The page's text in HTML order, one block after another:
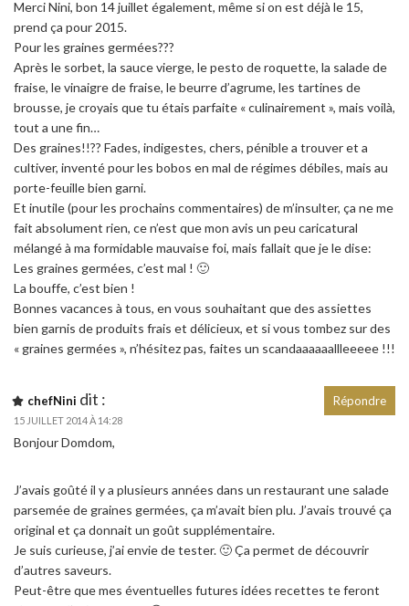
Merci Nini, bon 14 juillet également, même si on est déjà le 15,
prend ça pour 2015.
Pour les graines germées???
Après le sorbet, la sauce vierge, le pesto de roquette, la salade de
fraise, le vinaigre de fraise, le beurre d’agrume, les tartines de
brousse, je croyais que tu étais parfaite « culinairement », mais voilà,
tout a une fin…
Des graines!!?? Fades, indigestes, chers, pénible a trouver et a
cultiver, inventé pour les bobos en mal de régimes débiles, mais au
porte-feuille bien garni.
Et inutile (pour les prochains commentaires) de m’insulter, ça ne me
fait absolument rien, ce n’est que mon avis un peu caricatural
mélangé à ma formidable mauvaise foi, mais fallait que je le dise:
Les graines germées, c’est mal ! 🙂
La bouffe, c’est bien !
Bonnes vacances à tous, en vous souhaitant que des assiettes
bien garnis de produits frais et délicieux, et si vous tombez sur des
« graines germées », n’hésitez pas, faites un scandaaaaaallleeeee !!!
chefNini dit :
15 JUILLET 2014 À 14:28
Bonjour Domdom,
J’avais goûté il y a plusieurs années dans un restaurant une salade
parsemée de graines germées, ça m’avait bien plu. J’avais trouvé ça
original et ça donnait un goût supplémentaire.
Je suis curieuse, j’ai envie de tester. 🙂 Ça permet de découvrir
d’autres saveurs.
Peut-être que mes éventuelles futures idées recettes te feront
Répondre